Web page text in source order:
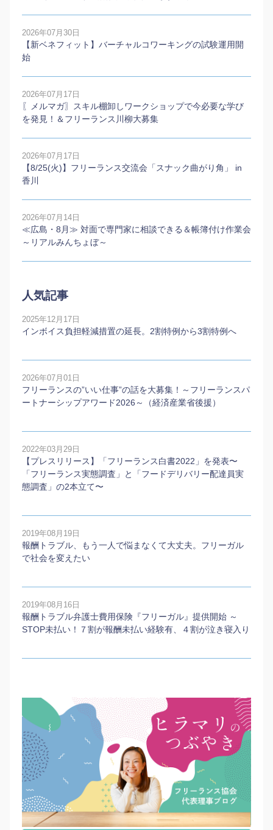
2026年07月30日
【新ベネフィット】バーチャルコワーキングの試験運用開
始
2026年07月17日
〖メルマガ〗スキル棚卸しワークショップで今必要な学び
を発見！＆フリーランス川柳大募集
2026年07月17日
【8/25(火)】フリーランス交流会「スナック曲がり角」 in
香川
2026年07月14日
≪広島・8月≫ 対面で専門家に相談できる＆帳簿付け作業会
～リアルみんちょぼ～
人気記事
2025年12月17日
インボイス負担軽減措置の延長。2割特例から3割特例へ
2026年07月01日
フリーランスの”いい仕事”の話を大募集！～フリーランスパ
ートナーシップアワード2026～（経済産業省後援）
2022年03月29日
【プレスリリース】「フリーランス白書2022」を発表〜
「フリーランス実態調査」と「フードデリバリー配達員実
態調査」の2本⽴て〜
2019年08月19日
報酬トラブル、もう一人で悩まなくて大丈夫。フリーガル
で社会を変えたい
2019年08月16日
報酬トラブル弁護士費用保険『フリーガル』提供開始 ～
STOP未払い！７割が報酬未払い経験有、４割が泣き寝入り